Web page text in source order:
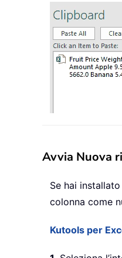
Avvia Nuova
Se hai installato
colonna come
Kutools per